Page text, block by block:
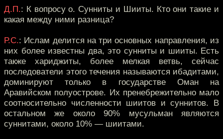
Д.П.: К вопросу о. Сунниты и Шииты. Кто они такие и
какая между ними разница?
Р.С.: Ислам делится на три основных направления, из
них более известны два, это сунниты и шииты. Есть
также хариджиты, более мелкая ветвь, сейчас
последователи этого течения называются ибадитами,
доминируют только в государстве Оман на
Аравийском полуострове. Их пренебрежительно мало
соотносительно численности шиитов и суннитов. В
остальном же около 90% мусульман являются
суннитами, около 10% — шиитами.